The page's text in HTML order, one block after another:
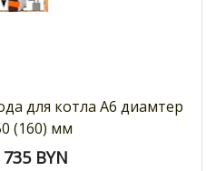
для котла А6 диамтер
(160) мм
BYN